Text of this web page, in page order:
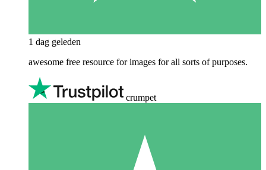
1 dag geleden
awesome free resource for images for all sorts of purposes.
crumpet